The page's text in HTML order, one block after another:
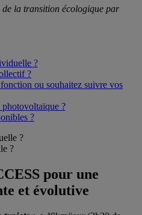
la transition écologique par
?
?
ou souhaitez suivre vos
?
?
?
pour une
et évolutive